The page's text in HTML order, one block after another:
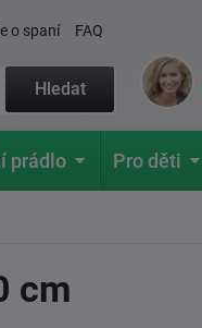
o spaní FAQ
Hledat
prádlo Pro děti
cm